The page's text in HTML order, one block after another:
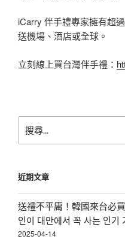
iCarry 伴手禮專家擁有超
送機場、酒店或全球。
立刻線上買台灣伴手禮：
尋
字:
近期文章
送禮不平庸！韓國來台必
인이 대만에서 꼭 사는 인기
2025-04-14